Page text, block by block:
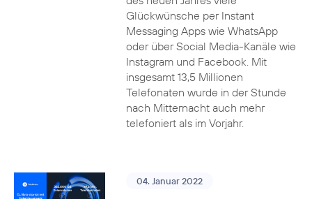
Glückwünsche per Instant
Messaging Apps wie WhatsApp
oder über Social Media-Kanäle wie
Instagram und Facebook. Mit
insgesamt 13,5 Millionen
Telefonaten wurde in der Stunde
nach Mitternacht auch mehr
telefoniert als im Vorjahr.
04. Januar 2022